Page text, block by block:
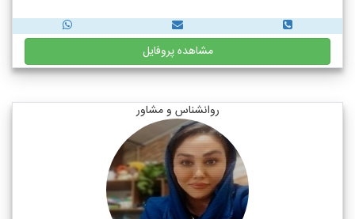
مشاهده پروفایل
روانشناس و مشاور